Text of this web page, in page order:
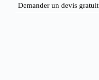
Demander un devis gratuit